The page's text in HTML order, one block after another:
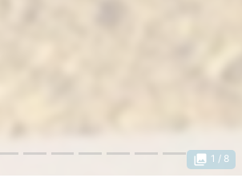
photo_library 1 / 8